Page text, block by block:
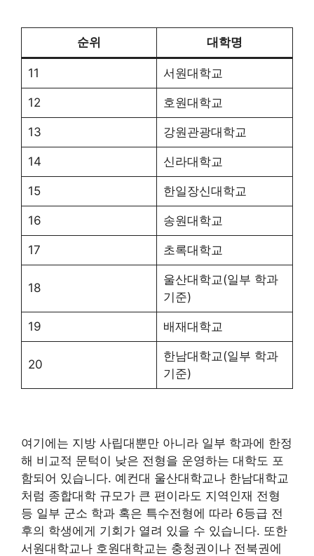
순위 대학명
11 서원대학교
12 호원대학교
13 강원관광대학교
14 신라대학교
15 한일장신대학교
16 송원대학교
17 초록대학교
18
울산대학교(일부 학과
기준)
19 배재대학교
20
한남대학교(일부 학과
기준)
여기에는 지방 사립대뿐만 아니라 일부 학과에 한정
해 비교적 문턱이 낮은 전형을 운영하는 대학도 포
함되어 있습니다. 예컨대 울산대학교나 한남대학교
처럼 종합대학 규모가 큰 편이라도 지역인재 전형
등 일부 군소 학과 혹은 특수전형에 따라 6등급 전
후의 학생에게 기회가 열려 있을 수 있습니다. 또한
서원대학교나 호원대학교는 충청권이나 전북권에